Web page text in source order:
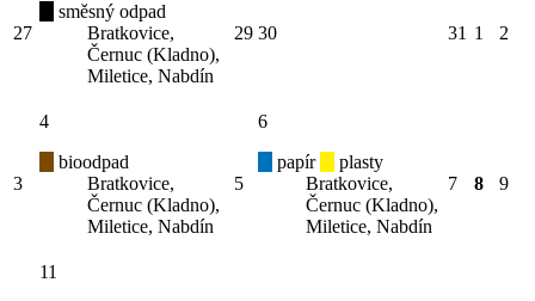
27
směsný odpad
Bratkovice,
Černuc (Kladno),
Miletice, Nabdín
29 30 31 1 2
3
4
bioodpad
Bratkovice,
Černuc (Kladno),
Miletice, Nabdín
5
6
papír
plasty
Bratkovice,
Černuc (Kladno),
Miletice, Nabdín
7 8 9
11